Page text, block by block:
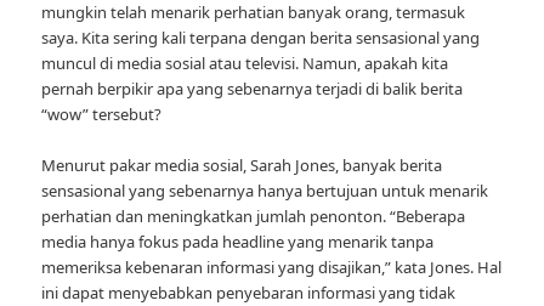
mungkin telah menarik perhatian banyak orang, termasuk
saya. Kita sering kali terpana dengan berita sensasional yang
muncul di media sosial atau televisi. Namun, apakah kita
pernah berpikir apa yang sebenarnya terjadi di balik berita
“wow” tersebut?
Menurut pakar media sosial, Sarah Jones, banyak berita
sensasional yang sebenarnya hanya bertujuan untuk menarik
perhatian dan meningkatkan jumlah penonton. “Beberapa
media hanya fokus pada headline yang menarik tanpa
memeriksa kebenaran informasi yang disajikan,” kata Jones. Hal
ini dapat menyebabkan penyebaran informasi yang tidak